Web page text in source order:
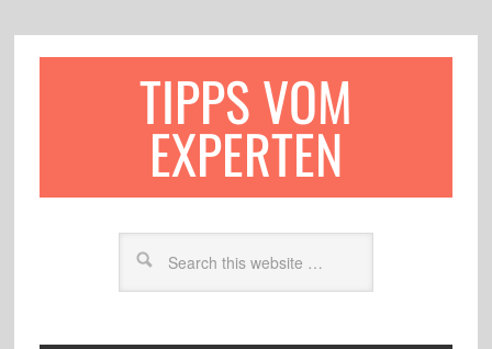
TIPPS VOM
EXPERTEN